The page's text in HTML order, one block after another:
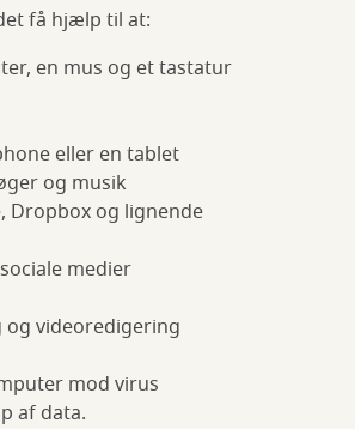
få hjælp til at:
en mus og et tastatur
eller en tablet
og musik
Dropbox og lignende
medier
og videoredigering
mod virus
af data.